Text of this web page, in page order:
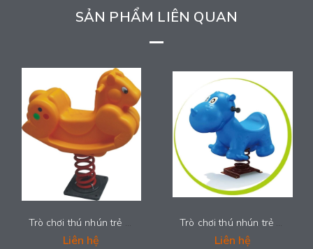
SẢN PHẨM LIÊN QUAN
Trò chơi thú nhún trẻ em - LDPE-002
Liên hệ
Trò chơi thú nhún trẻ em - LDPE-001
Liên hệ